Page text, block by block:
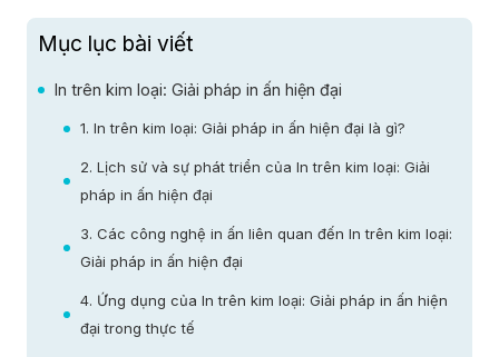
Mục lục bài viết
In trên kim loại: Giải pháp in ấn hiện đại
1. In trên kim loại: Giải pháp in ấn hiện đại là gì?
2. Lịch sử và sự phát triển của In trên kim loại: Giải
pháp in ấn hiện đại
3. Các công nghệ in ấn liên quan đến In trên kim loại:
Giải pháp in ấn hiện đại
4. Ứng dụng của In trên kim loại: Giải pháp in ấn hiện
đại trong thực tế